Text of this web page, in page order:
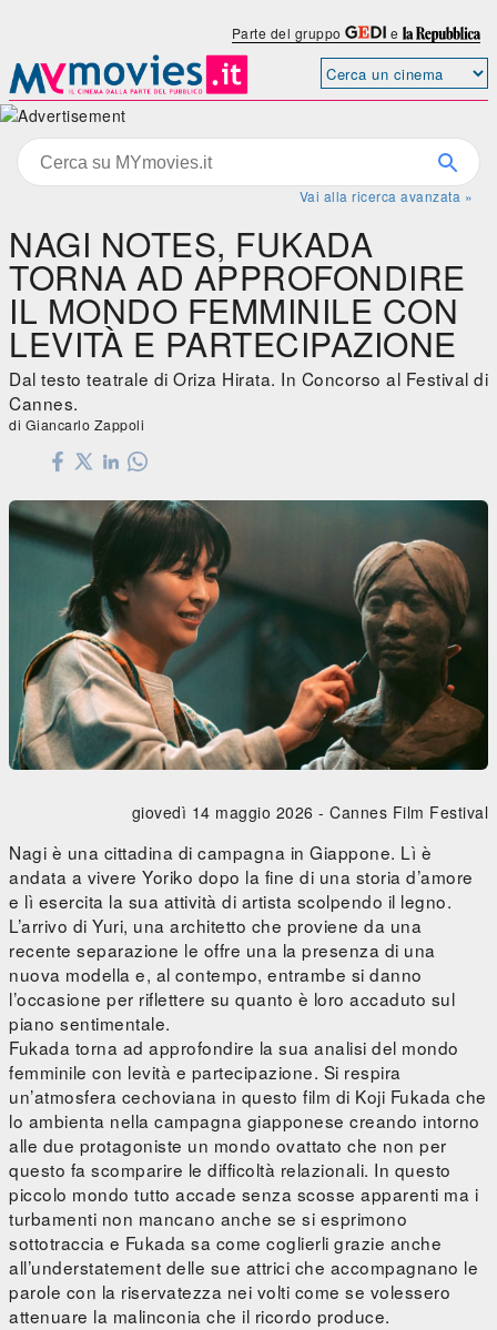
Parte del gruppo e
Vai alla ricerca avanzata »
NAGI NOTES, FUKADA
TORNA AD APPROFONDIRE
IL MONDO FEMMINILE CON
LEVITÀ E PARTECIPAZIONE
Dal testo teatrale di Oriza Hirata. In Concorso al Festival di
Cannes.
di Giancarlo Zappoli
giovedì 14 maggio 2026 - Cannes Film Festival
Nagi è una cittadina di campagna in Giappone. Lì è
andata a vivere Yoriko dopo la fine di una storia d’amore
e lì esercita la sua attività di artista scolpendo il legno.
L’arrivo di Yuri, una architetto che proviene da una
recente separazione le offre una la presenza di una
nuova modella e, al contempo, entrambe si danno
l’occasione per riflettere su quanto è loro accaduto sul
piano sentimentale.
Fukada torna ad approfondire la sua analisi del mondo
femminile con levità e partecipazione. Si respira
un’atmosfera cechoviana in questo film di Koji Fukada che
lo ambienta nella campagna giapponese creando intorno
alle due protagoniste un mondo ovattato che non per
questo fa scomparire le difficoltà relazionali. In questo
piccolo mondo tutto accade senza scosse apparenti ma i
turbamenti non mancano anche se si esprimono
sottotraccia e Fukada sa come coglierli grazie anche
all’understatement delle sue attrici che accompagnano le
parole con la riservatezza nei volti come se volessero
attenuare la malinconia che il ricordo produce.